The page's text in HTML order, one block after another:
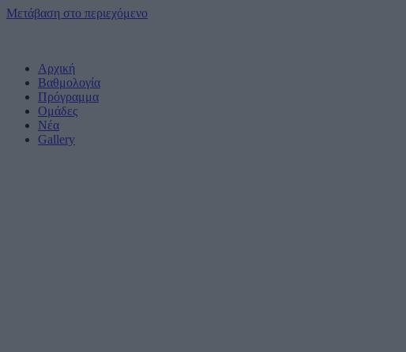
Μετάβαση στο περιεχόμενο
Αρχική
Βαθμολογία
Πρόγραμμα
Ομάδες
Νέα
Gallery